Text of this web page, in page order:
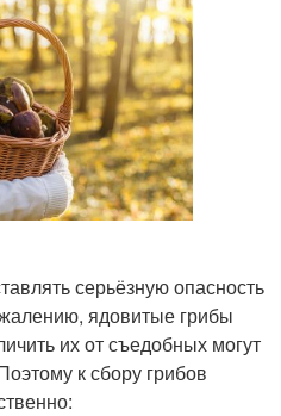
серьёзную опасность
ядовитые грибы
их от съедобных могут
к сбору грибов